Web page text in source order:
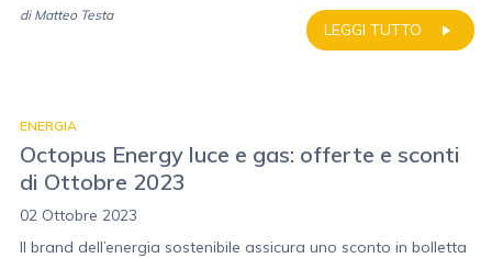
LEGGI TUTTO
di Matteo Testa
ENERGIA
Octopus Energy luce e gas: offerte e sconti
di Ottobre 2023
02 Ottobre 2023
Il brand dell’energia sostenibile assicura uno sconto in bolletta